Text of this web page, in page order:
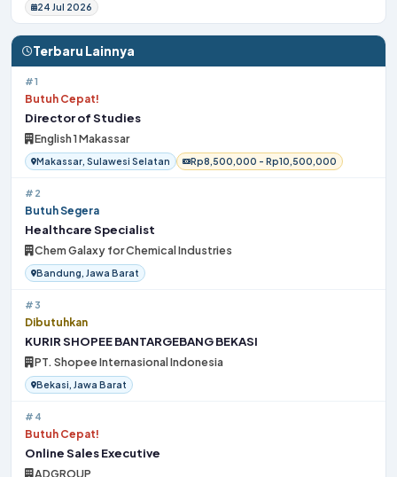
24 Jul 2026
Terbaru Lainnya
#1
Butuh Cepat!
Director of Studies
English 1 Makassar
Makassar, Sulawesi Selatan Rp8,500,000 - Rp10,500,000
#2
Butuh Segera
Healthcare Specialist
Chem Galaxy for Chemical Industries
Bandung, Jawa Barat
#3
Dibutuhkan
KURIR SHOPEE BANTARGEBANG BEKASI
PT. Shopee Internasional Indonesia
Bekasi, Jawa Barat
#4
Butuh Cepat!
Online Sales Executive
ADGROUP